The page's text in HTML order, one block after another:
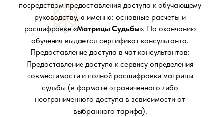
посредством предоставления доступа к обучающему
руководству, а именно: основные расчеты и
расшифровке «Матрицы Судьбы». По окончанию
обучения выдается сертификат консультанта.
Предоставление доступа в чат консультантов:
Предоставление доступа к сервису определения
совместимости и полной расшифровки матрицы
судьбы (в формате ограниченного либо
неограниченного доступа в зависимости от
выбранного тарифа).